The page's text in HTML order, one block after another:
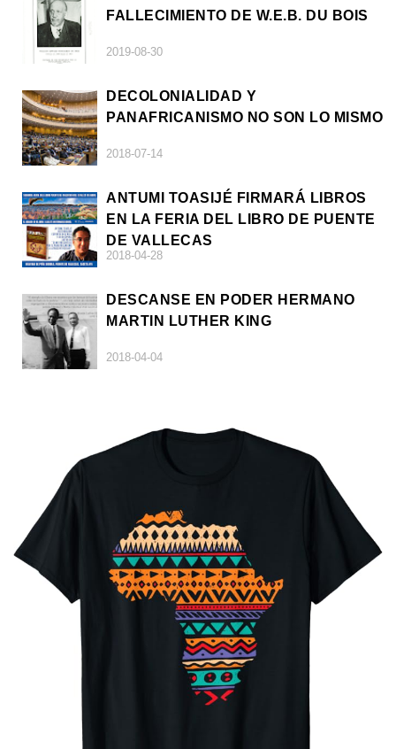
FALLECIMIENTO DE W.E.B. DU BOIS
2019-08-30
DECOLONIALIDAD Y
PANAFRICANISMO NO SON LO MISMO
2018-07-14
ANTUMI TOASIJÉ FIRMARÁ LIBROS
EN LA FERIA DEL LIBRO DE PUENTE
DE VALLECAS
2018-04-28
DESCANSE EN PODER HERMANO
MARTIN LUTHER KING
2018-04-04